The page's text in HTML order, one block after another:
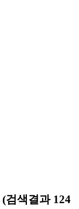
(검색결과 124